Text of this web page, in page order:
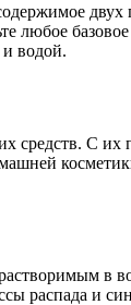
двух
базовое
водой.
средств. С
в
распада и